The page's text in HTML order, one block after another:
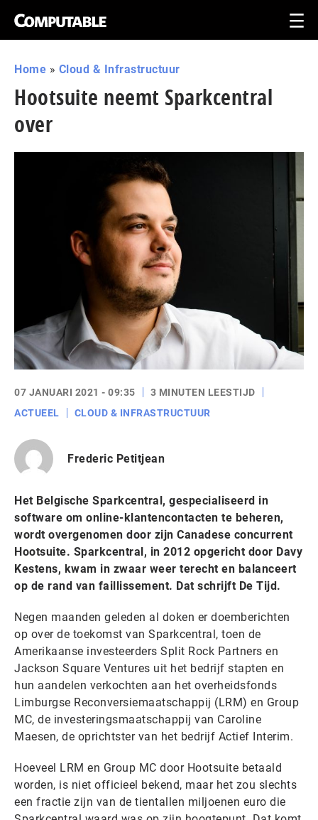
Home » Cloud & Infrastructuur
Hootsuite neemt Sparkcentral
over
07 JANUARI 2021 - 09:35
3 MINUTEN LEESTIJD
ACTUEEL
CLOUD & INFRASTRUCTUUR
Frederic Petitjean
Het Belgische Sparkcentral, gespecialiseerd in
software om online-klantencontacten te beheren,
wordt overgenomen door zijn Canadese concurrent
Hootsuite. Sparkcentral, in 2012 opgericht door Davy
Kestens, kwam in zwaar weer terecht en balanceert
op de rand van faillissement. Dat schrijft De Tijd.
Negen maanden geleden al doken er doemberichten
op over de toekomst van Sparkcentral, toen de
Amerikaanse investeerders Split Rock Partners en
Jackson Square Ventures uit het bedrijf stapten en
hun aandelen verkochten aan het overheidsfonds
Limburgse Reconversiemaatschappij (LRM) en Group
MC, de investeringsmaatschappij van Caroline
Maesen, de oprichtster van het bedrijf Actief Interim.
Hoeveel LRM en Group MC door Hootsuite betaald
worden, is niet officieel bekend, maar het zou slechts
een fractie zijn van de tientallen miljoenen euro die